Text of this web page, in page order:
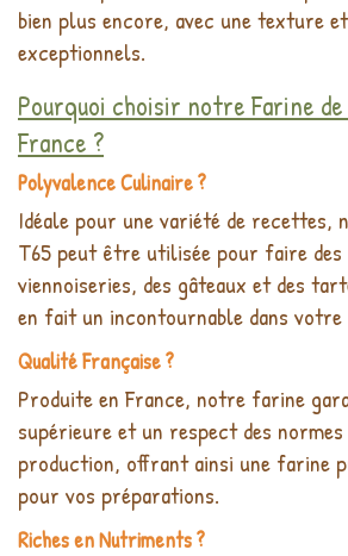
bien plus encore, avec une texture
exceptionnels.
Pourquoi choisir notre Farine de
France ?
Polyvalence Culinaire ?
Idéale pour une variété de recettes,
T65 peut être utilisée pour faire des
viennoiseries, des gâteaux et des
en fait un incontournable dans votre
Qualité Française ?
Produite en France, notre farine
supérieure et un respect des
production, offrant ainsi une farine
pour vos préparations.
Riches en Nutriments ?